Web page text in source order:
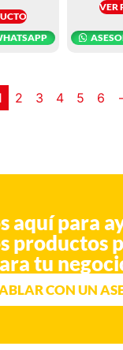
VER
2 3 4 5 6
aquí para
productos
tu
CON UN